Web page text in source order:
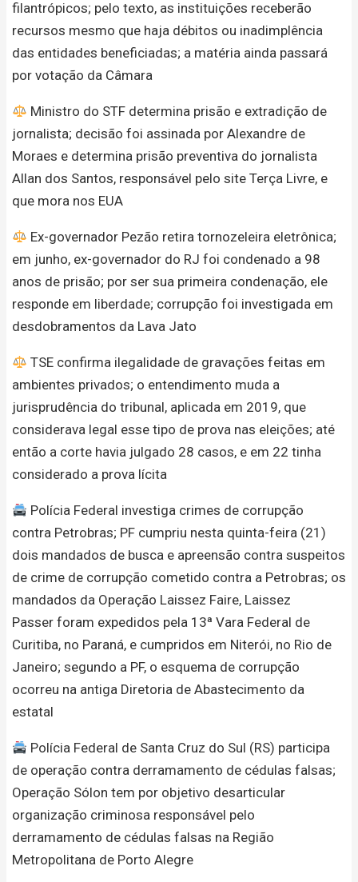
filantrópicos; pelo texto, as instituições receberão
recursos mesmo que haja débitos ou inadimplência
das entidades beneficiadas; a matéria ainda passará
por votação da Câmara
Ministro do STF determina prisão e extradição de
jornalista; decisão foi assinada por Alexandre de
Moraes e determina prisão preventiva do jornalista
Allan dos Santos, responsável pelo site Terça Livre, e
que mora nos EUA
Ex-governador Pezão retira tornozeleira eletrônica;
em junho, ex-governador do RJ foi condenado a 98
anos de prisão; por ser sua primeira condenação, ele
responde em liberdade; corrupção foi investigada em
desdobramentos da Lava Jato
TSE confirma ilegalidade de gravações feitas em
ambientes privados; o entendimento muda a
jurisprudência do tribunal, aplicada em 2019, que
considerava legal esse tipo de prova nas eleições; até
então a corte havia julgado 28 casos, e em 22 tinha
considerado a prova lícita
Polícia Federal investiga crimes de corrupção
contra Petrobras; PF cumpriu nesta quinta-feira (21)
dois mandados de busca e apreensão contra suspeitos
de crime de corrupção cometido contra a Petrobras; os
mandados da Operação Laissez Faire, Laissez
Passer foram expedidos pela 13ª Vara Federal de
Curitiba, no Paraná, e cumpridos em Niterói, no Rio de
Janeiro; segundo a PF, o esquema de corrupção
ocorreu na antiga Diretoria de Abastecimento da
estatal
Polícia Federal de Santa Cruz do Sul (RS) participa
de operação contra derramamento de cédulas falsas;
Operação Sólon tem por objetivo desarticular
organização criminosa responsável pelo
derramamento de cédulas falsas na Região
Metropolitana de Porto Alegre